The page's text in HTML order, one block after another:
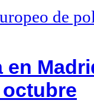
de
en
octubre